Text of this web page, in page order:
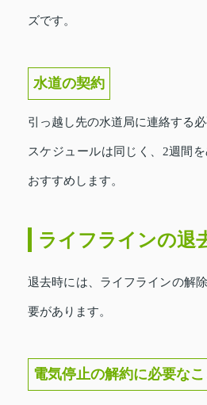
ズです。
水道の契約
引っ越し先の水道局に連絡する必
スケジュールは同じく、2週間
おすすめします。
ライフラインの退
退去時には、ライフラインの解
要があります。
電気停止の解約に必要なこ